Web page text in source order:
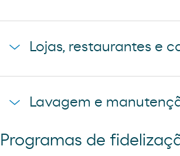
Lojas, restaurantes e
Lavagem e
Ar e Água
Programas de